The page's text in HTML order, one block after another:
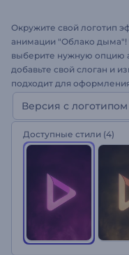
Окружите свой логотип
анимации "Облако
выберите нужную опцию
добавьте свой слоган и
подходит для
видеороликов и каналов,
другого. Пару кликов, и
Версия с логотипом
Доступные стили (4)